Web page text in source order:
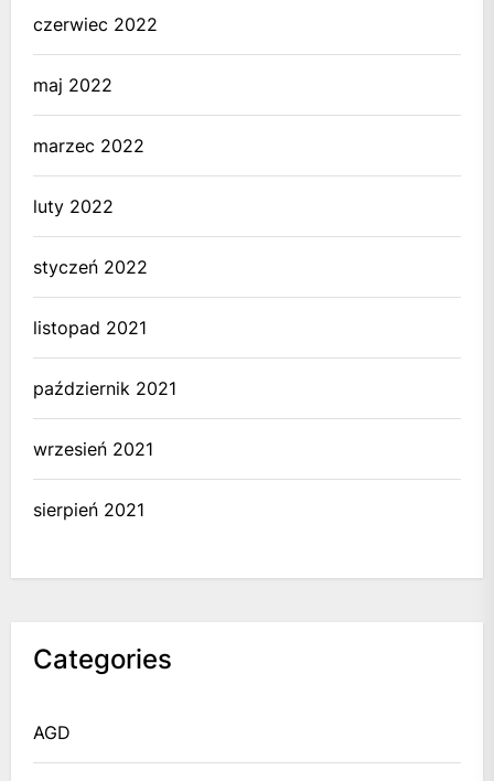
czerwiec 2022
maj 2022
marzec 2022
luty 2022
styczeń 2022
listopad 2021
październik 2021
wrzesień 2021
sierpień 2021
Categories
AGD